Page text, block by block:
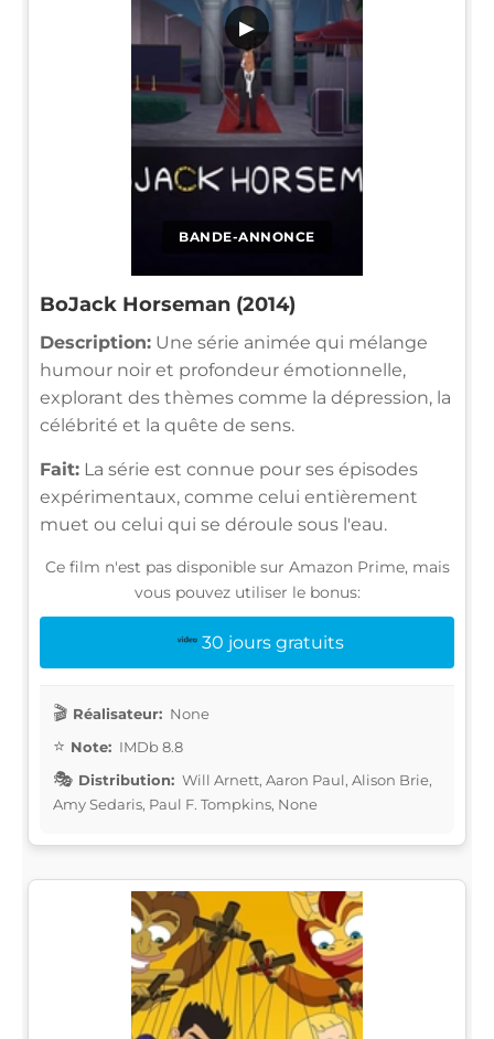
BANDE-ANNONCE
▶
BoJack Horseman (2014)
Description: Une série animée qui mélange
humour noir et profondeur émotionnelle,
explorant des thèmes comme la dépression, la
célébrité et la quête de sens.
Fait: La série est connue pour ses épisodes
expérimentaux, comme celui entièrement
muet ou celui qui se déroule sous l'eau.
Ce film n'est pas disponible sur Amazon Prime, mais
vous pouvez utiliser le bonus:
30 jours gratuits
Réalisateur: None
Note: IMDb 8.8
Distribution: Will Arnett, Aaron Paul, Alison Brie,
Amy Sedaris, Paul F. Tompkins, None